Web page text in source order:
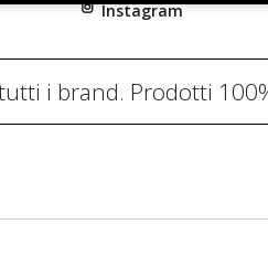
Instagram
i brand. Prodotti